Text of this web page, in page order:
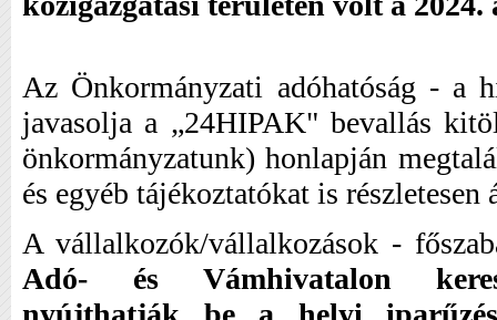
Az Önkormányzati adóhatóság - a
javasolja a „24HIPAK" bevallás
önkormányzatunk) honlapján
és egyéb tájékoztatókat is
A vállalkozók/vállalkozások -
Adó- és Vámhivatalon